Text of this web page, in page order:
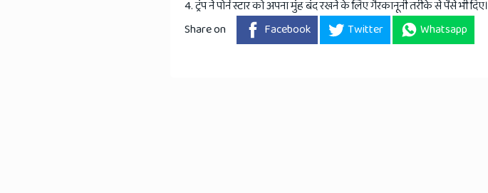
4. ट्रंप ने पोर्न स्टार को अपना मुंह बंद रखने के लिए गैरकानूनी तरीके से पैसे भी दिए।
Share on
Facebook Twitter Whatsapp